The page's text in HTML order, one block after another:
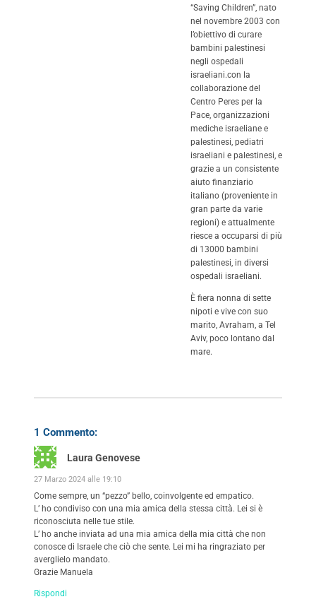
“Saving Children”, nato
nel novembre 2003 con
l’obiettivo di curare
bambini palestinesi
negli ospedali
israeliani.con la
collaborazione del
Centro Peres per la
Pace, organizzazioni
mediche israeliane e
palestinesi, pediatri
israeliani e palestinesi, e
grazie a un consistente
aiuto finanziario
italiano (proveniente in
gran parte da varie
regioni) e attualmente
riesce a occuparsi di più
di 13000 bambini
palestinesi, in diversi
ospedali israeliani.
È fiera nonna di sette
nipoti e vive con suo
marito, Avraham, a Tel
Aviv, poco lontano dal
mare.
1 Commento:
Laura Genovese
27 Marzo 2024 alle 19:10
Come sempre, un “pezzo” bello, coinvolgente ed empatico.
L’ ho condiviso con una mia amica della stessa città. Lei si è
riconosciuta nelle tue stile.
L’ ho anche inviata ad una mia amica della mia città che non
conosce di Israele che ciò che sente. Lei mi ha ringraziato per
averglielo mandato.
Grazie Manuela
Rispondi